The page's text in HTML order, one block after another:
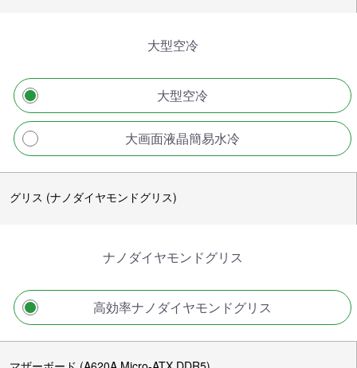
大型空冷
大型空冷
大画面液晶簡易水冷
グリス (ナノダイヤモンドグリス)
ナノダイヤモンドグリス
高効率ナノダイヤモンドグリス